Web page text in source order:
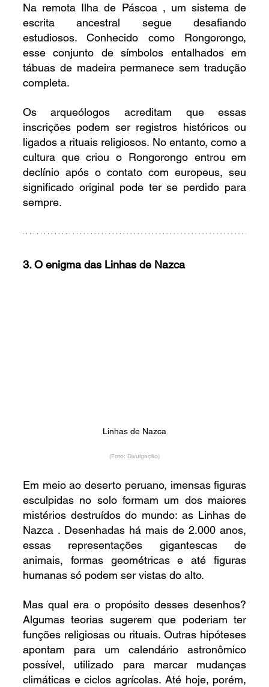
Na remota Ilha de Páscoa , um sistema de
escrita ancestral segue desafiando
estudiosos. Conhecido como Rongorongo,
esse conjunto de símbolos entalhados em
tábuas de madeira permanece sem tradução
completa.
Os arqueólogos acreditam que essas
inscrições podem ser registros históricos ou
ligados a rituais religiosos. No entanto, como a
cultura que criou o Rongorongo entrou em
declínio após o contato com europeus, seu
significado original pode ter se perdido para
sempre.
3. O enigma das Linhas de Nazca
Linhas de Nazca
(Foto: Divulgação)
Em meio ao deserto peruano, imensas figuras
esculpidas no solo formam um dos maiores
mistérios destruídos do mundo: as Linhas de
Nazca . Desenhadas há mais de 2.000 anos,
essas representações gigantescas de
animais, formas geométricas e até figuras
humanas só podem ser vistas do alto.
Mas qual era o propósito desses desenhos?
Algumas teorias sugerem que poderiam ter
funções religiosas ou rituais. Outras hipóteses
apontam para um calendário astronômico
possível, utilizado para marcar mudanças
climáticas e ciclos agrícolas. Até hoje, porém,